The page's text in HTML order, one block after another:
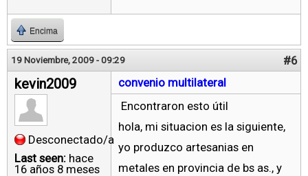
Encima
19 Noviembre, 2009 - 09:29 #6
kevin2009
Desconectado/a
Last seen: hace
16 años 8 meses
convenio multilateral
Encontraron esto útil
hola, mi situacion es la siguiente,
yo produzco artesanias en
metales en provincia de bs as., y